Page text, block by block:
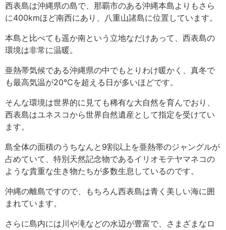
西表島は沖縄県の島で、那覇市のある沖縄本島よりもさら
に400kmほど南西にあり、八重山諸島に位置しています。
本島と比べても遥か南という立地なだけあって、西表島の
環境は非常に温暖。
亜熱帯気候である沖縄県の中でもとりわけ暖かく、真冬で
も最高気温が20℃を超える日が多いほどです。
そんな環境は世界的に見ても稀有な大自然を育んでおり、
西表島はユネスコから世界自然遺産として指定を受けてい
ます。
島全体の面積のうちなんと9割以上を亜熱帯のジャングルが
占めていて、特別天然記念物であるイリオモテヤマネコの
ような貴重な生き物たちが多数生息しているのです。
沖縄の離島ですので、もちろん西表島は青く美しい海に囲
まれています。
さらに島内には川や滝などの水辺が豊富で、さまざまなロ